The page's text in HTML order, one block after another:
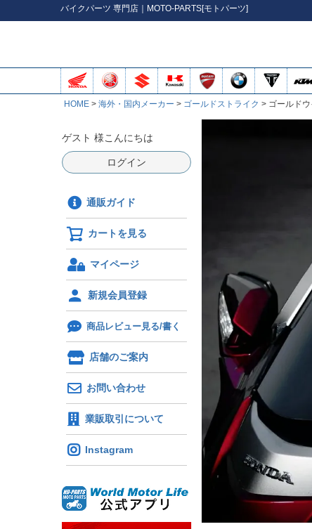
バイクパーツ 専門店｜MOTO-PARTS[モトパーツ]
HOME 海外・国内メーカー ゴールドストライク ゴールド
ゲスト 様こんにちは
ログイン
通販ガイド
カートを見る
マイページ
新規会員登録
商品レビュー見る/書く
店舗のご案内
お問い合わせ
業販取引について
Instagram